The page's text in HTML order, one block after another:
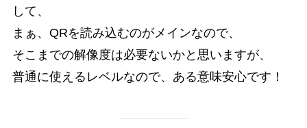
して、
まぁ、QRを読み込むのがメインなので、
そこまでの解像度は必要ないかと思いますが、
普通に使えるレベルなので、ある意味安心です！